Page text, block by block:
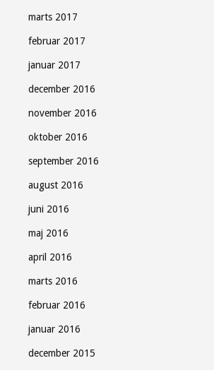
marts 2017
februar 2017
januar 2017
december 2016
november 2016
oktober 2016
september 2016
august 2016
juni 2016
maj 2016
april 2016
marts 2016
februar 2016
januar 2016
december 2015